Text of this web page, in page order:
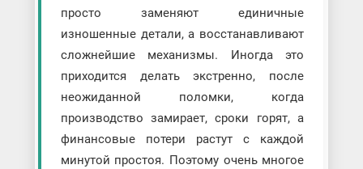
просто заменяют единичные
изношенные детали, а восстанавливают
сложнейшие механизмы. Иногда это
приходится делать экстренно, после
неожиданной поломки, когда
производство замирает, сроки горят, а
финансовые потери растут с каждой
минутой простоя. Поэтому очень многое